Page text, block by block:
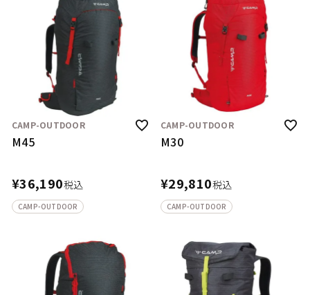
CAMP-OUTDOOR
M45
¥36,190税込
CAMP-OUTDOOR
CAMP-OUTDOOR
M30
¥29,810税込
CAMP-OUTDOOR